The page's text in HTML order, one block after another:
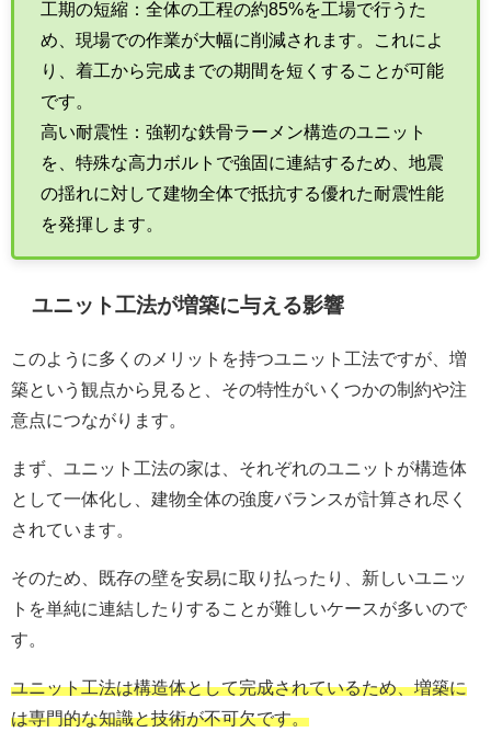
工期の短縮：全体の工程の約85%を工場で行うた
め、現場での作業が大幅に削減されます。これによ
り、着工から完成までの期間を短くすることが可能
です。
高い耐震性：強靭な鉄骨ラーメン構造のユニット
を、特殊な高力ボルトで強固に連結するため、地震
の揺れに対して建物全体で抵抗する優れた耐震性能
を発揮します。
ユニット工法が増築に与える影響
このように多くのメリットを持つユニット工法ですが、増
築という観点から見ると、その特性がいくつかの制約や注
意点につながります。
まず、ユニット工法の家は、それぞれのユニットが構造体
として一体化し、建物全体の強度バランスが計算され尽く
されています。
そのため、既存の壁を安易に取り払ったり、新しいユニッ
トを単純に連結したりすることが難しいケースが多いので
す。
ユニット工法は構造体として完成されているため、増築に
は専門的な知識と技術が不可欠です。